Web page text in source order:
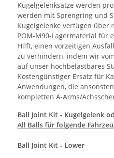
Kugelgelenksätze werden
werden mit Sprengring und
Kugelgelenke verfügen über
POM-M90-Lagermaterial für
Hilft, einen vorzeitigen
zu verhindern, indem wir
auf unser hochbelastbares
Kostengünstiger Ersatz für
Anwendungen, die
kompletten A-Arms/
Ball Joint Kit - Kugelgelenk
All Balls für folgende
Ball Joint Kit - Lower